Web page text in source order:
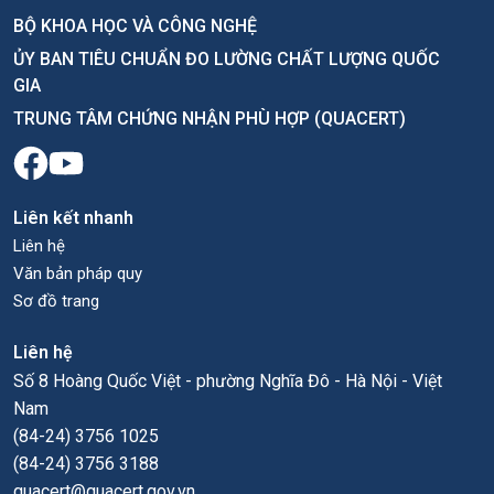
BỘ KHOA HỌC VÀ CÔNG NGHỆ
ỦY BAN TIÊU CHUẨN ĐO LƯỜNG CHẤT LƯỢNG QUỐC
GIA
TRUNG TÂM CHỨNG NHẬN PHÙ HỢP (QUACERT)
Liên kết nhanh
Liên hệ
Văn bản pháp quy
Sơ đồ trang
Liên hệ
Số 8 Hoàng Quốc Việt - phường Nghĩa Đô - Hà Nội - Việt
Nam
(84-24) 3756 1025
(84-24) 3756 3188